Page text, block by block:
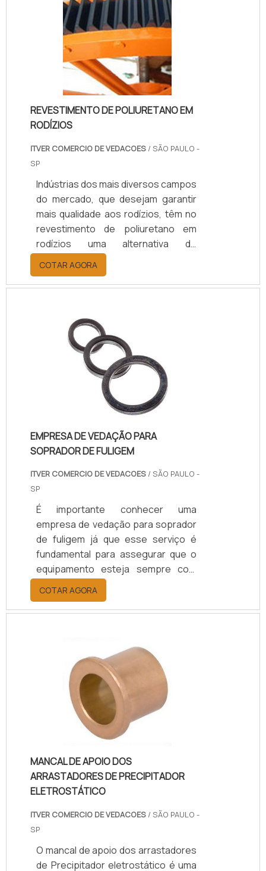
clientes que procuram por uma
roldana com qualidade e excelência.
Vantagens e benefícios em contar
com as roldanas Para que seja
possível adquirir um material de
qualidade, é .
REVESTIMENTO DE POLIURETANO EM
RODÍZIOS
ITVER COMERCIO DE VEDACOES / SÃO PAULO -
SP
Indústrias dos mais diversos campos
do mercado, que desejam garantir
mais qualidade aos rodízios, têm no
revestimento de poliuretano em
rodízios uma alternativa de
investimento assertiva, pois ele é
tolerante a variados fatores, entre
eles: Ragos; Compressão; Ozônio;
suportar peso elevado, o
revestimento de poliuretano
confere mais segurança aos
rodízios, o que consequentemente
melhora a qualidade dos
procedimentos produtivos fabris.
Ademais, ele é maleável, o que to.
COTAR AGORA
EMPRESA DE VEDAÇÃO PARA
SOPRADOR DE FULIGEM
ITVER COMERCIO DE VEDACOES / SÃO PAULO -
SP
É importante conhecer uma
empresa de vedação para soprador
de fuligem já que esse serviço é
fundamental para assegurar que o
equipamento esteja sempre com
bom funcionamento e atuando com
ótimo desenvolvimento, para que a
produtividade seja a maior possível.
equipamento responsável por
garantir uma excelente passagem
de vapor, já que essa é a forma mais
recomendada para garantir que a
eficiência dos projetos que
precisam de bocais para limpeza
das superfícies do tubo de.
COTAR AGORA
MANCAL DE APOIO DOS
ARRASTADORES DE PRECIPITADOR
ELETROSTÁTICO
ITVER COMERCIO DE VEDACOES / SÃO PAULO -
SP
O mancal de apoio dos arrastadores
de Precipitador eletrostático é uma